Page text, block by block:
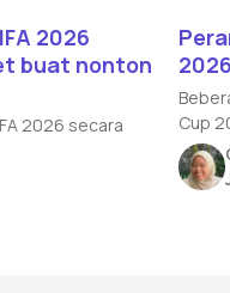
2026
buat nonton
2026 secara
Cup